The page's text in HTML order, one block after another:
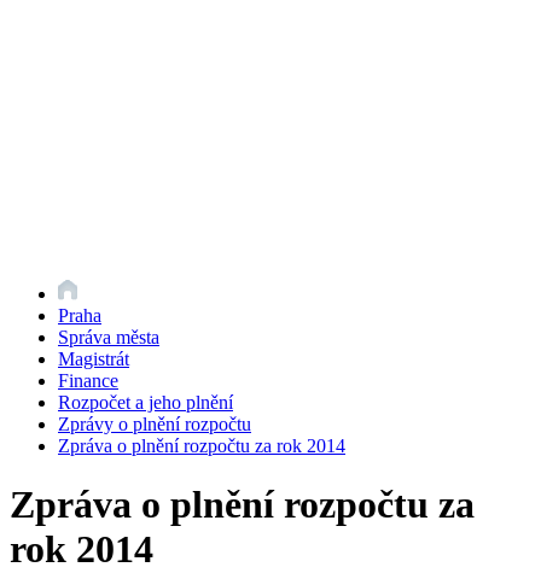
Praha
Správa města
Magistrát
Finance
Rozpočet a jeho plnění
Zprávy o plnění rozpočtu
Zpráva o plnění rozpočtu za rok 2014
Zpráva o plnění rozpočtu za
rok 2014